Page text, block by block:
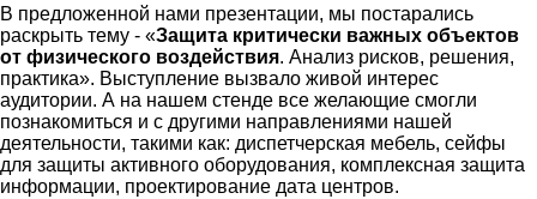
В предложенной нами презентации, мы постарались
раскрыть тему - «Защита критически важных объектов
от физического воздействия. Анализ рисков, решения,
практика». Выступление вызвало живой интерес
аудитории. А на нашем стенде все желающие смогли
познакомиться и с другими направлениями нашей
деятельности, такими как: диспетчерская мебель, сейфы
для защиты активного оборудования, комплексная защита
информации, проектирование дата центров.